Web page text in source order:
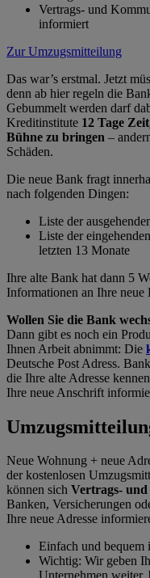
Vertrags- und
informiert
Zur Umzugsmitteilung
Das war’s erstmal. Jetzt
denn ab hier regeln die
Gebummelt werden darf
Kreditinstitute 12 Tage
Bühne zu bringen –
Schäden.
Die neue Bank fragt
nach folgenden Dingen:
Liste der
Liste der
letzten 13 Monate
Ihre alte Bank hat dann 5
Informationen an Ihre neue
Wollen Sie die Bank
Dann gibt es noch ein
Ihnen Arbeit abnimmt: Die
Deutsche Post Adress.
die Ihre alte Adresse
Ihre neue Anschrift
Neue Wohnung + neue
der kostenlosen
können sich Vertrags-
Banken, Versicherungen
Ihre neue Adresse
Einfach und bequem
Wichtig: Wir geben